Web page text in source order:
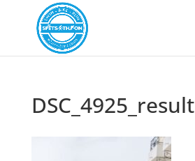
DSC_4925_result